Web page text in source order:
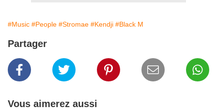
#Music #People #Stromae #Kendji #Black M
Partager
Vous aimerez aussi